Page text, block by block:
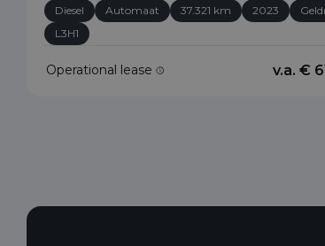
Diesel Automaat 37.321 km 2023
L3H1
Operational lease v.a. €